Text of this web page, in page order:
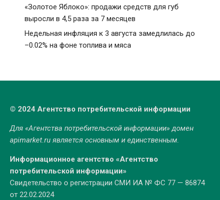
«Золотое Яблоко»: продажи средств для губ
выросли в 4,5 раза за 7 месяцев
Недельная инфляция к 3 августа замедлилась до
–0.02% на фоне топлива и мяса
© 2024 Агентство потребительской информации
Для «Агентства потребительской информации» домен
apimarket.ruявляется основным и единственным.
Информационное агентство «Агентство
потребительской информации»
Свидетельство о регистрации СМИ ИА № ФС 77 — 86874
от 22.02.2024